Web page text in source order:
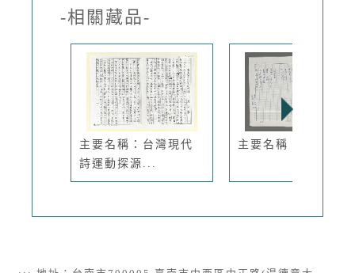
-相關藏品-
主要名稱：台灣現代
詩運動探源...
主要名稱：河流的臉